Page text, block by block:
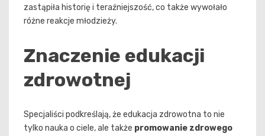
zastąpiła historię i teraźniejszość, co także wywołało
różne reakcje młodzieży.
Znaczenie edukacji
zdrowotnej
Specjaliści podkreślają, że edukacja zdrowotna to nie
tylko nauka o ciele, ale także promowanie zdrowego